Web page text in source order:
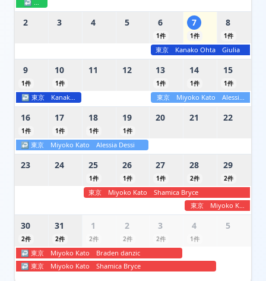
↩ 大阪
2 3 4 5 6
1件
7
1件
8
1件
東京 Kanako Ohta Giulia
9
1件
10
1件
11 12 13
1件
14
1件
15
1件
↩東京 Kanako Ohta 東京 Miyoko Kato Alessia Dessi
16
1件
17
1件
18
1件
19
1件
20 21 22
↩ 東京 Miyoko Kato Alessia Dessi
23 24 25
1件
26
1件
27
1件
28
2件
29
2件
東京 Miyoko Kato
Shamica Bryce
東京
Miyoko Kato
30
2件
31
2件
1
2件
2
2件
3
2件
4
1件
5
↩ 東京 Miyoko Kato
Braden danzic
↩ 東京 Miyoko Kato Shamica Bryce